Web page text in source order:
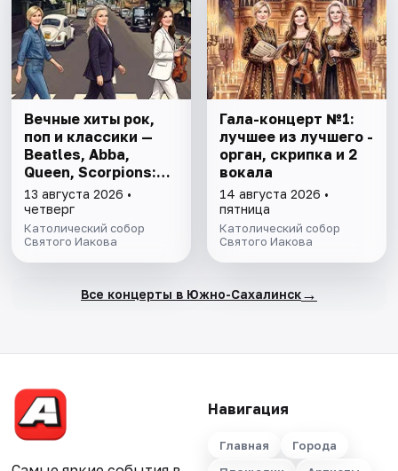
Вечные хиты рок,
поп и классики —
Beatles, Abba,
Queen, Scorpions:
орган, скриака и
вокал
13 августа 2026 •
четверг
Католический собор
Святого Иакова
Гала-концерт №1:
лучшее из лучшего -
орган, скрипка и 2
вокала
14 августа 2026 •
пятница
Католический собор
Святого Иакова
Все концерты в Южно-Сахалинск→
Навигация
Главная
Города